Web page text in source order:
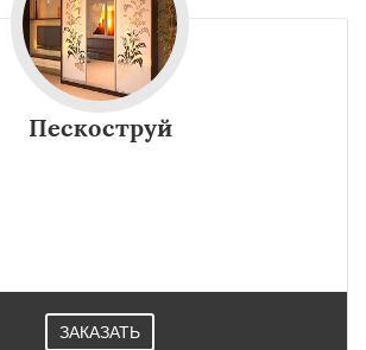
Пескоструй
ЗАКАЗАТЬ
ПОДРОБНЕЕ
на обработку персональных данных